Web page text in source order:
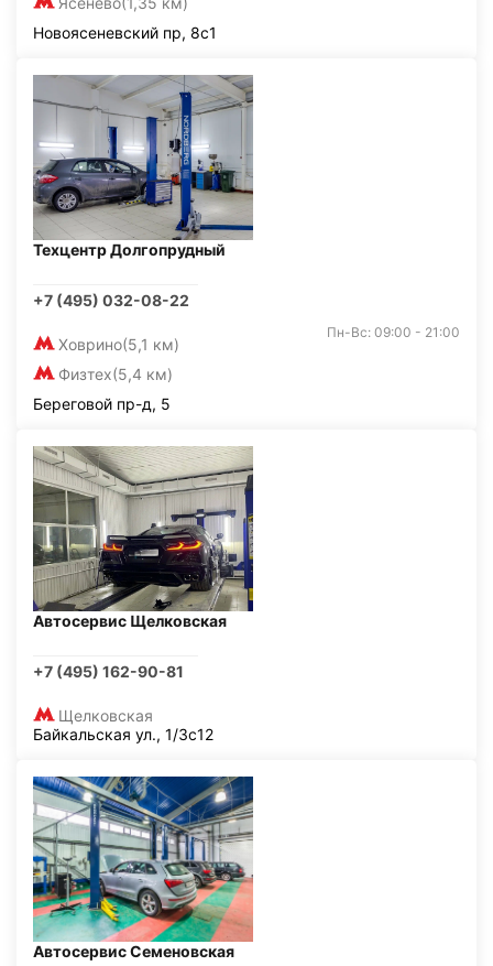
Новоясеневский пр, 8с1
Техцентр Долгопрудный
+7 (495) 032-08-22
Ховрино(5,1 км)
Физтех(5,4 км)
Пн-Вс: 09:00 - 21:00
Береговой пр-д, 5
Автосервис Щелковская
+7 (495) 162-90-81
Щелковская
Байкальская ул., 1/3с12
Автосервис Семеновская